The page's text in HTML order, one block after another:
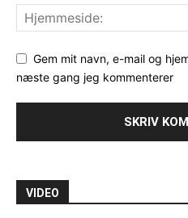
Gem mit navn, e-mail og
næste gang jeg kommenterer
VIDEO